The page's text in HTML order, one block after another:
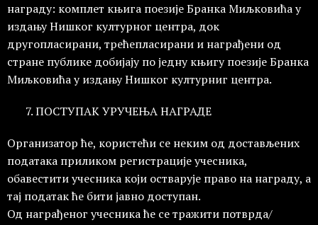
награду: комплет књига поезије Бранка Миљковића у
издању Нишког културног центра, док
другопласирани, трећепласирани и награђени од
стране публике добијају по једну књигу поезије Бранка
Миљковића у издању Нишког културниг центра.
ПОСТУПАК УРУЧЕЊА НАГРАДЕ
Организатор ће, користећи се неким од достављених
података приликом регистрације учесника,
обавестити учесника који остварује право на награду, а
тај податак ће бити јавно доступан.
Од награђеног учесника ће се тражити потврда/